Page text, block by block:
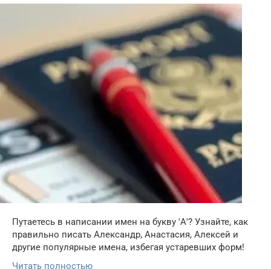
Путаетесь в написании имен на букву 'А'? Узнайте, как
правильно писать Александр, Анастасия, Алексей и
другие популярные имена, избегая устаревших форм!
Читать полностью